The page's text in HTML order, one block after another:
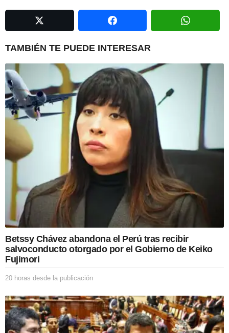
i
n
t
i
o
n
TAMBIÉN TE PUEDE INTERESAR
Betssy Chávez abandona el Perú tras recibir
salvoconducto otorgado por el Gobierno de Keiko
Fujimori
20 horas desde la publicación
h
o
r
a